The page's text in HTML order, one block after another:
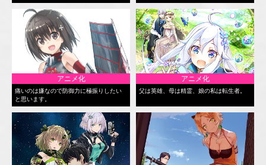
アニメ化
痛いのは嫌なので防御力に極振りしたい
と思います。
アニメ化
父は英雄、母は精霊、娘の私は転生者。